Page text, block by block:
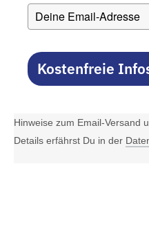
Kostenfreie
Hinweise zum Email-Versand
Details erfährst Du in der